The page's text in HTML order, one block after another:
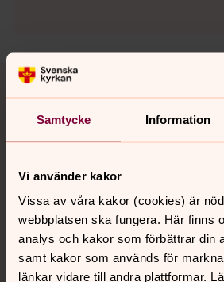
Samtycke Information
Vi använder kakor
Vissa av våra kakor (cookies) är
webbplatsen ska fungera. Här finns
analys och kakor som förbättrar din
samt kakor som används för
länkar vidare till andra plattformar.
Kommande händelser
Adventsgudstjänst
29 november 15.00
Väster Tuna kapell